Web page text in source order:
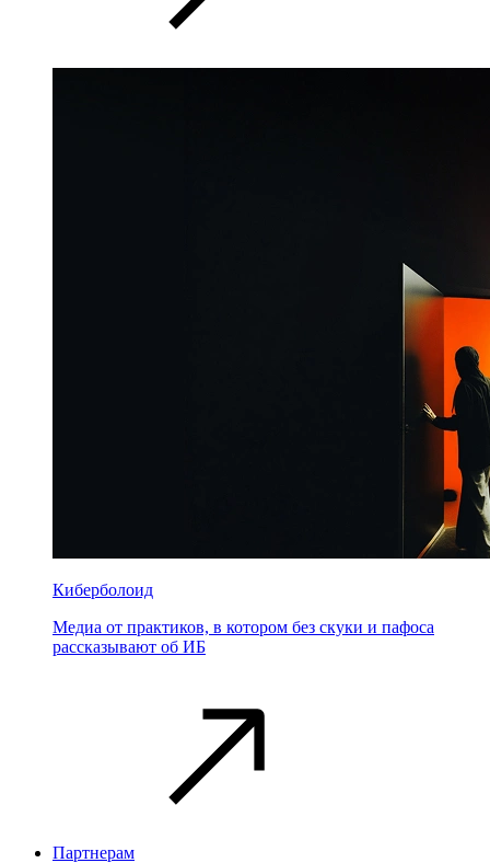
Киберболоид
Медиа от практиков, в котором без скуки и пафоса
рассказывают об ИБ
Партнерам